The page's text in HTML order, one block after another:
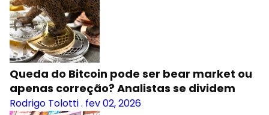
Queda do Bitcoin pode ser bear market ou
apenas correção? Analistas se dividem
Rodrigo Tolotti. fev 02, 2026